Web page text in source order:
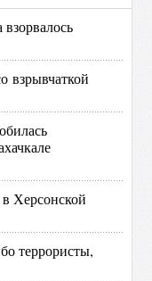
взрывчаткой
Херсонской
террористы,